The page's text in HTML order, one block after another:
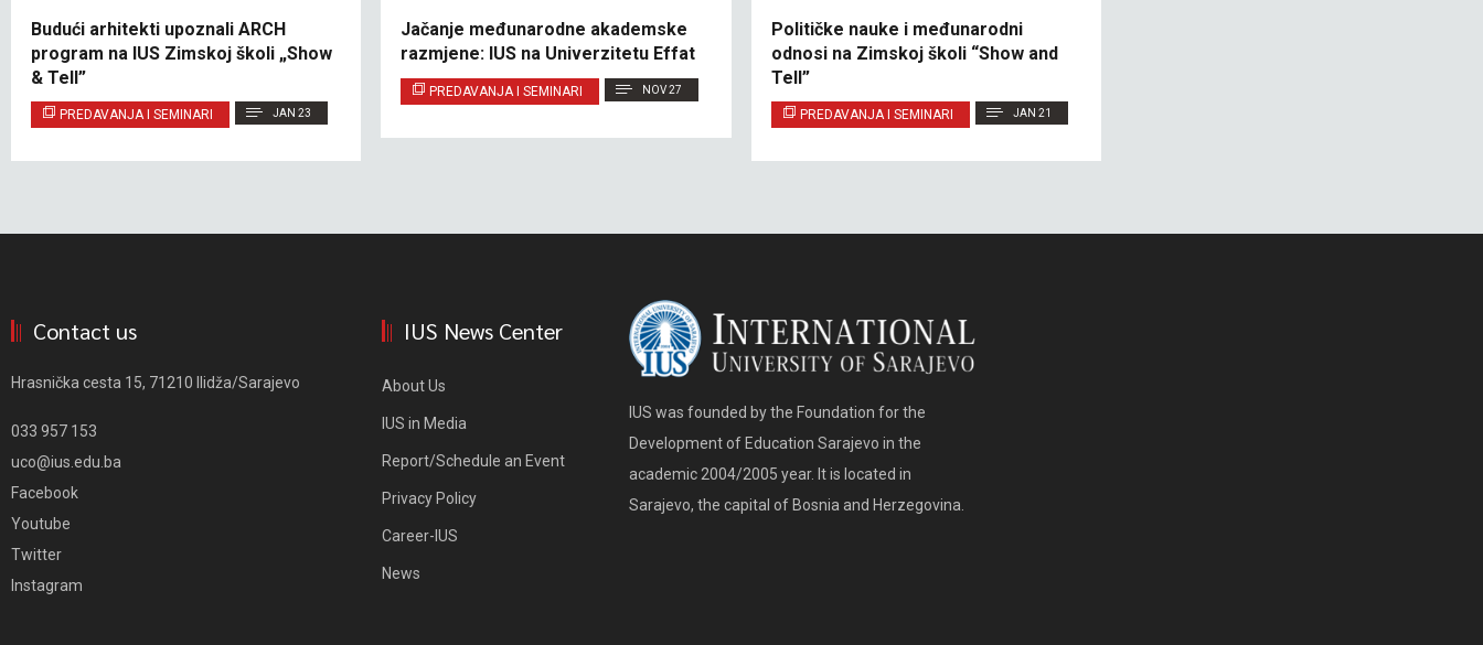
Budući arhitekti upoznali ARCH
program na IUS Zimskoj školi „Show
& Tell”
PREDAVANJA I SEMINARI JAN 23
Jačanje međunarodne akademske
razmjene: IUS na Univerzitetu Effat
PREDAVANJA I SEMINARI NOV 27
Političke nauke i međunarodni
odnosi na Zimskoj školi “Show and
Tell”
PREDAVANJA I SEMINARI JAN 21
Contact us
Hrasnička cesta 15, 71210 Ilidža/Sarajevo
033 957 153
uco@ius.edu.ba
Facebook
Youtube
Twitter
Instagram
IUS News Center
About Us
IUS in Media
Report/Schedule an Event
Privacy Policy
Career-IUS
News
IUS was founded by the Foundation for the
Development of Education Sarajevo in the
academic 2004/2005 year. It is located in
Sarajevo, the capital of Bosnia and Herzegovina.